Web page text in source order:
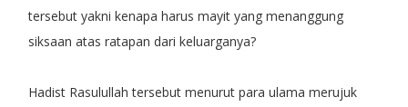
tersebut yakni kenapa harus mayit yang menanggung
siksaan atas ratapan dari keluarganya?
Hadist Rasulullah tersebut menurut para ulama merujuk